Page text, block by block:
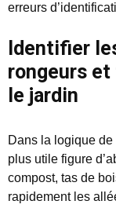
erreurs
Identifier
rongeurs et
le jardin
Dans la logique de
plus utile figure
compost, tas de
rapidement les